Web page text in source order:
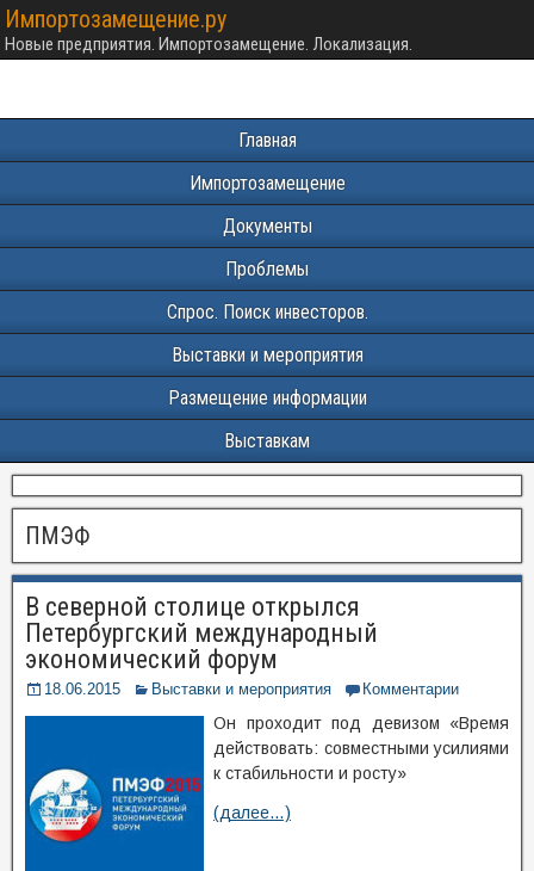
Импортозамещение.ру
Новые предприятия. Импортозамещение. Локализация.
Главная
Импортозамещение
Документы
Проблемы
Спрос. Поиск инвесторов.
Выставки и мероприятия
Размещение информации
Выставкам
ПМЭФ
В северной столице открылся
Петербургский международный
экономический форум
18.06.2015 Выставки и мероприятия Комментарии
Он проходит под девизом «Время
действовать: совместными усилиями
к стабильности и росту»
(далее…)